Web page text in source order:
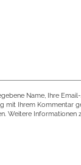
Name, Ihre
mit Ihrem Kommentar
Weitere Informationen